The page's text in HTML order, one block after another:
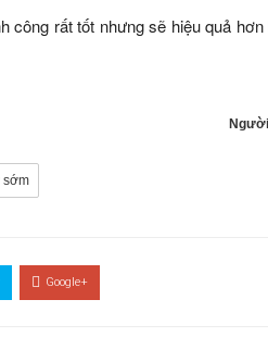
công rất tốt nhưng sẽ hiệu quả
sớm
Google+